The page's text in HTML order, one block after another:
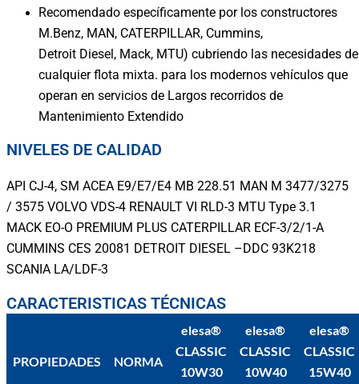
Recomendado específicamente por los constructores
M.Benz, MAN, CATERPILLAR, Cummins,
Detroit Diesel, Mack, MTU) cubriendo las necesidades de
cualquier flota mixta. para los modernos vehículos que
operan en servicios de Largos recorridos de
Mantenimiento Extendido
NIVELES DE CALIDAD
API CJ-4, SM ACEA E9/E7/E4 MB 228.51 MAN M 3477/3275
/ 3575 VOLVO VDS-4 RENAULT VI RLD-3 MTU Type 3.1
MACK EO-O PREMIUM PLUS CATERPILLAR ECF-3/2/1-A
CUMMINS CES 20081 DETROIT DIESEL –DDC 93K218
SCANIA LA/LDF-3
CARACTERISTICAS TÉCNICAS
PROPIEDADES NORMA
elesa®
CLASSIC
10W30
elesa®
CLASSIC
10W40
elesa®
CLASSIC
15W40